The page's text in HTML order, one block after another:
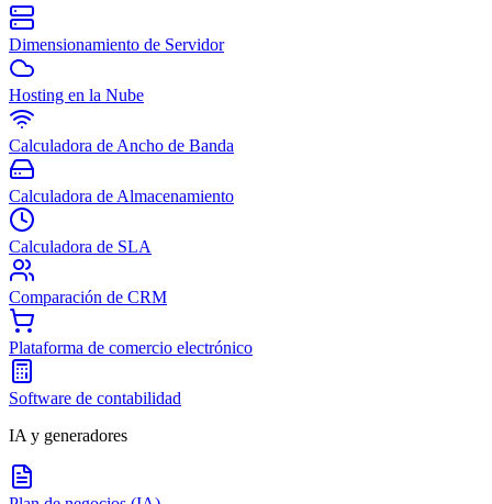
Dimensionamiento de Servidor
Hosting en la Nube
Calculadora de Ancho de Banda
Calculadora de Almacenamiento
Calculadora de SLA
Comparación de CRM
Plataforma de comercio electrónico
Software de contabilidad
IA y generadores